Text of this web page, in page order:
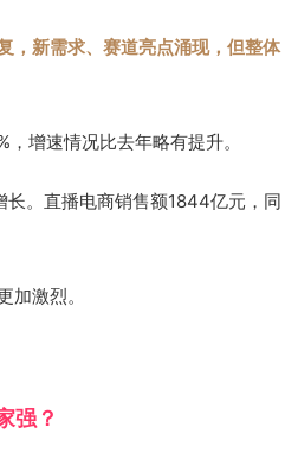
，新需求、赛道亮点涌现，但整体
增速情况比去年略有提升。
。直播电商销售额1844亿元，同
激烈。
强？